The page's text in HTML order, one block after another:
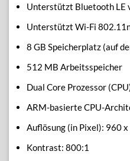
Unterstützt Bluetooth LE
Unterstützt Wi-Fi
8 GB Speicherplatz (auf
512 MB Arbeitsspeicher
Dual Core Prozessor
ARM-basierte CPU-
Auflösung (in Pixel): 960
Kontrast: 800:1